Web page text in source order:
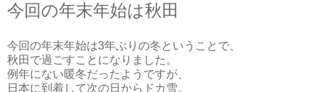
今回の年末年始は秋田
今回の年末年始は3年ぶりの冬ということで、
秋田で過ごすことになりました。
例年にない暖冬だったようですが、
日本に到着して次の日からドカ雪。